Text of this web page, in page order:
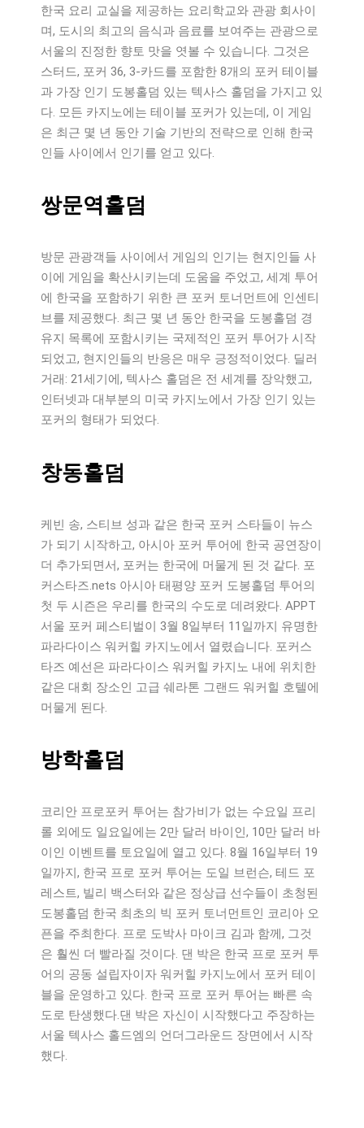
한국 요리 교실을 제공하는 요리학교와 관광 회사이
며, 도시의 최고의 음식과 음료를 보여주는 관광으로
서울의 진정한 향토 맛을 엿볼 수 있습니다. 그것은
스터드, 포커 36, 3-카드를 포함한 8개의 포커 테이블
과 가장 인기 도봉홀덤 있는 텍사스 홀덤을 가지고 있
다. 모든 카지노에는 테이블 포커가 있는데, 이 게임
은 최근 몇 년 동안 기술 기반의 전략으로 인해 한국
인들 사이에서 인기를 얻고 있다.
쌍문역홀덤
방문 관광객들 사이에서 게임의 인기는 현지인들 사
이에 게임을 확산시키는데 도움을 주었고, 세계 투어
에 한국을 포함하기 위한 큰 포커 토너먼트에 인센티
브를 제공했다. 최근 몇 년 동안 한국을 도봉홀덤 경
유지 목록에 포함시키는 국제적인 포커 투어가 시작
되었고, 현지인들의 반응은 매우 긍정적이었다. 딜러
거래: 21세기에, 텍사스 홀덤은 전 세계를 장악했고,
인터넷과 대부분의 미국 카지노에서 가장 인기 있는
포커의 형태가 되었다.
창동홀덤
케빈 송, 스티브 성과 같은 한국 포커 스타들이 뉴스
가 되기 시작하고, 아시아 포커 투어에 한국 공연장이
더 추가되면서, 포커는 한국에 머물게 된 것 같다. 포
커스타즈.nets 아시아 태평양 포커 도봉홀덤 투어의
첫 두 시즌은 우리를 한국의 수도로 데려왔다. APPT
서울 포커 페스티벌이 3월 8일부터 11일까지 유명한
파라다이스 워커힐 카지노에서 열렸습니다. 포커스
타즈 예선은 파라다이스 워커힐 카지노 내에 위치한
같은 대회 장소인 고급 쉐라톤 그랜드 워커힐 호텔에
머물게 된다.
방학홀덤
코리안 프로포커 투어는 참가비가 없는 수요일 프리
롤 외에도 일요일에는 2만 달러 바이인, 10만 달러 바
이인 이벤트를 토요일에 열고 있다. 8월 16일부터 19
일까지, 한국 프로 포커 투어는 도일 브런슨, 테드 포
레스트, 빌리 백스터와 같은 정상급 선수들이 초청된
도봉홀덤 한국 최초의 빅 포커 토너먼트인 코리아 오
픈을 주최한다. 프로 도박사 마이크 김과 함께, 그것
은 훨씬 더 빨라질 것이다. 댄 박은 한국 프로 포커 투
어의 공동 설립자이자 워커힐 카지노에서 포커 테이
블을 운영하고 있다. 한국 프로 포커 투어는 빠른 속
도로 탄생했다.댄 박은 자신이 시작했다고 주장하는
서울 텍사스 홀드엠의 언더그라운드 장면에서 시작
했다.